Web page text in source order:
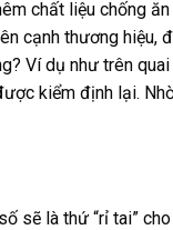
chất liệu chống
cạnh thương hiệu,
Ví dụ như trên
kiểm định lại.
sẽ là thứ “rỉ tai”